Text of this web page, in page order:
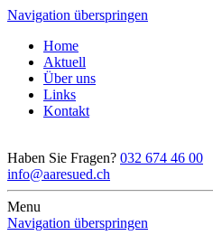
Navigation überspringen
Home
Aktuell
Über uns
Links
Kontakt
Haben Sie Fragen? 032 674 46 00
info@aaresued.ch
Menu
Navigation überspringen